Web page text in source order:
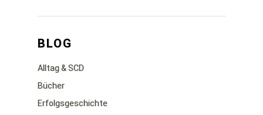
BLOG
Alltag & SCD
Bücher
Erfolgsgeschichte